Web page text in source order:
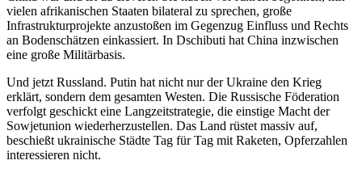
vielen afrikanischen Staaten bilateral zu sprechen, große
Infrastrukturprojekte anzustoßen im Gegenzug Einfluss und Rechts
an Bodenschätzen einkassiert. In Dschibuti hat China inzwischen
eine große Militärbasis.
Und jetzt Russland. Putin hat nicht nur der Ukraine den Krieg
erklärt, sondern dem gesamten Westen. Die Russische Föderation
verfolgt geschickt eine Langzeitstrategie, die einstige Macht der
Sowjetunion wiederherzustellen. Das Land rüstet massiv auf,
beschießt ukrainische Städte Tag für Tag mit Raketen, Opferzahlen
interessieren nicht.